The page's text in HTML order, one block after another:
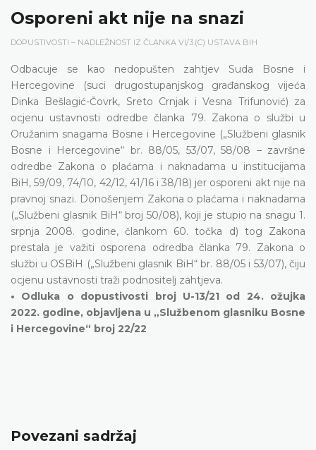
Osporeni akt nije na snazi
DOPUSTIVOSTI – NADLEŽNOST IZ ČLANKA VI/3.(C) USTAVA BIH
Odbacuje se kao nedopušten zahtjev Suda Bosne i
Hercegovine (suci drugostupanjskog građanskog vijeća
Dinka Bešlagić-Čovrk, Sreto Crnjak i Vesna Trifunović) za
ocjenu ustavnosti odredbe članka 79. Zakona o službi u
Oružanim snagama Bosne i Hercegovine („Službeni glasnik
Bosne i Hercegovine“ br. 88/05, 53/07, 58/08 – završne
odredbe Zakona o plaćama i naknadama u institucijama
BiH, 59/09, 74/10, 42/12, 41/16 i 38/18) jer osporeni akt nije na
pravnoj snazi. Donošenjem Zakona o plaćama i naknadama
(„Službeni glasnik BiH“ broj 50/08), koji je stupio na snagu 1.
srpnja 2008. godine, člankom 60. točka d) tog Zakona
prestala je važiti osporena odredba članka 79. Zakona o
službi u OSBiH („Službeni glasnik BiH“ br. 88/05 i 53/07), čiju
ocjenu ustavnosti traži podnositelj zahtjeva.
• Odluka o dopustivosti broj U-13/21 od 24. ožujka
2022. godine, objavljena u „Službenom glasniku Bosne
i Hercegovine“ broj 22/22
Povezani sadržaj